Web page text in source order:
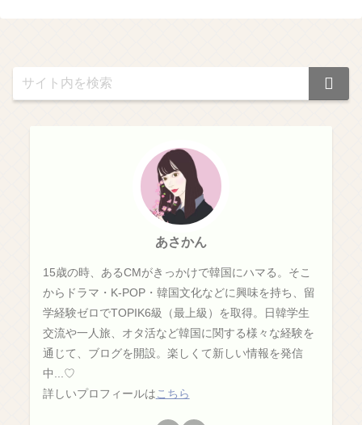
あさかん
15歳の時、あるCMがきっかけで韓国にハマる。そこ
からドラマ・K-POP・韓国文化などに興味を持ち、留
学経験ゼロでTOPIK6級（最上級）を取得。日韓学生
交流や一人旅、オタ活など韓国に関する様々な経験を
通じて、ブログを開設。楽しくて新しい情報を発信
中...♡
詳しいプロフィールは こちら